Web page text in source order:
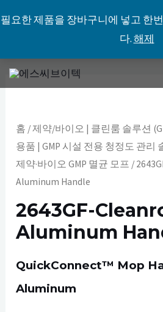
필요한 제품을 장바구니에 넣고 한
다.해제
콘
텐
홈 /제약/바이오 | 클린룸 솔루션
용품 | GMP 시설 전용 청정도 관리
제약·바이오 GMP 멸균 모프 /
Aluminum Handle
2643GF-
Aluminum
QuickConnect™ Mop
Aluminum
2643GF-
Aluminum
Handle
수
량